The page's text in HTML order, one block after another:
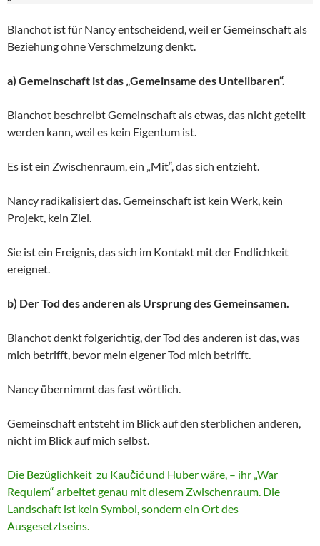
Blanchot ist für Nancy entscheidend, weil er Gemeinschaft als
Beziehung ohne Verschmelzung denkt.
a) Gemeinschaft ist das „Gemeinsame des Unteilbaren“.
Blanchot beschreibt Gemeinschaft als etwas, das nicht geteilt
werden kann, weil es kein Eigentum ist.
Es ist ein Zwischenraum, ein „Mit“, das sich entzieht.
Nancy radikalisiert das. Gemeinschaft ist kein Werk, kein
Projekt, kein Ziel.
Sie ist ein Ereignis, das sich im Kontakt mit der Endlichkeit
ereignet.
b) Der Tod des anderen als Ursprung des Gemeinsamen.
Blanchot denkt folgerichtig, der Tod des anderen ist das, was
mich betrifft, bevor mein eigener Tod mich betrifft.
Nancy übernimmt das fast wörtlich.
Gemeinschaft entsteht im Blick auf den sterblichen anderen,
nicht im Blick auf mich selbst.
Die Bezüglichkeit zu Kaučić und Huber wäre, – ihr „War
Requiem“ arbeitet genau mit diesem Zwischenraum. Die
Landschaft ist kein Symbol, sondern ein Ort des
Ausgesetztseins.